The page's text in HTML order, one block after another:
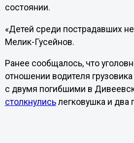
состоянии.
«Детей среди пострадавших
Мелик-Гусейнов.
Ранее сообщалось, что
отношении водителя грузовика
с двумя погибшими в
столкнулисьлегковушка и два